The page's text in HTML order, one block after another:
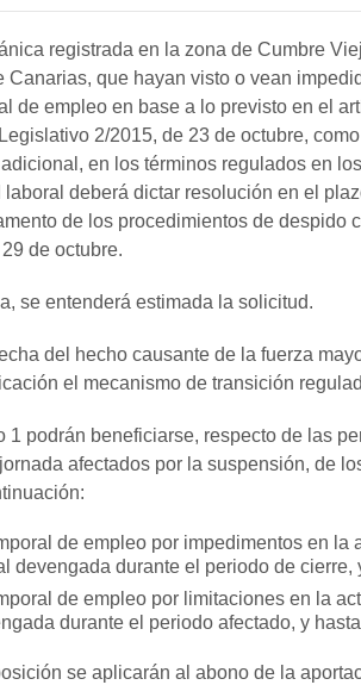
registrada en la zona de Cumbre
Canarias, que hayan visto o vean
de empleo en base a lo previsto en el
2/2015, de 23 de octubre,
en los términos regulados en
deberá dictar resolución en el
de los procedimientos de despido
de octubre.
se entenderá estimada la solicitud.
del hecho causante de la fuerza
el mecanismo de transición
1 podrán beneficiarse, respecto de las
afectados por la suspensión, de
de empleo por impedimentos en
devengada durante el periodo de cierre,
de empleo por limitaciones en la
durante el periodo afectado, y
se aplicarán al abono de la